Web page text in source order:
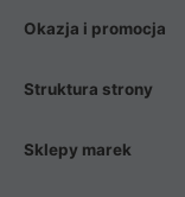
Okazja i promocja
Struktura strony
Sklepy marek